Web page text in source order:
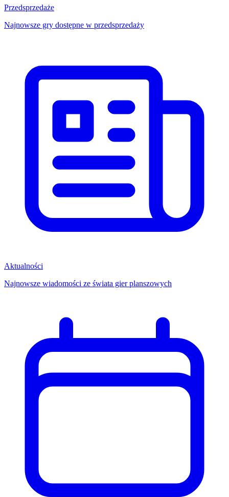
Przedsprzedaże
Najnowsze gry dostępne w przedsprzedaży
Aktualności
Najnowsze wiadomości ze świata gier planszowych